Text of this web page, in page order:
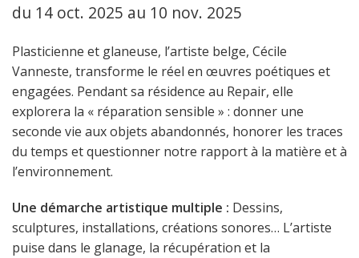
du 14 oct. 2025 au 10 nov. 2025
Plasticienne et glaneuse, l’artiste belge, Cécile
Vanneste, transforme le réel en œuvres poétiques et
engagées. Pendant sa résidence au Repair, elle
explorera la « réparation sensible » : donner une
seconde vie aux objets abandonnés, honorer les traces
du temps et questionner notre rapport à la matière et à
l’environnement.
Une démarche artistique multiple : Dessins,
sculptures, installations, créations sonores… L’artiste
puise dans le glanage, la récupération et la